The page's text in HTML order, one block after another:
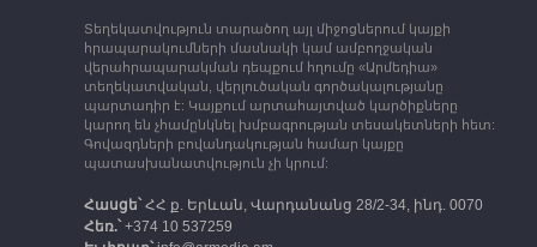
Տեղեկատվություն տարածող այլ միջոցներում կայքի
հրապարակումների մասնակի կամ ամբողջական
վերահրապարակման դեպքում հղումը «Արմեդիա»
տեղեկատվական, վերլուծական գործակալությանը
պարտադիր է: Կայքում արտահայտված կարծիքները
կարող են չհամընկնել խմբագրության տեսակետների հետ:
Գովազդների բովանդակության համար կայքը
պատասխանատվություն չի կրում:
Հասցե՝ՀՀ ք. Երևան, Վարդանանց 28/2-34, ինդ. 0070
Հեռ.՝+374 10 537259